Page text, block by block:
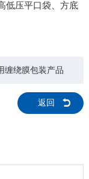
低压平口袋、方底
缠绕膜包装产品
返回